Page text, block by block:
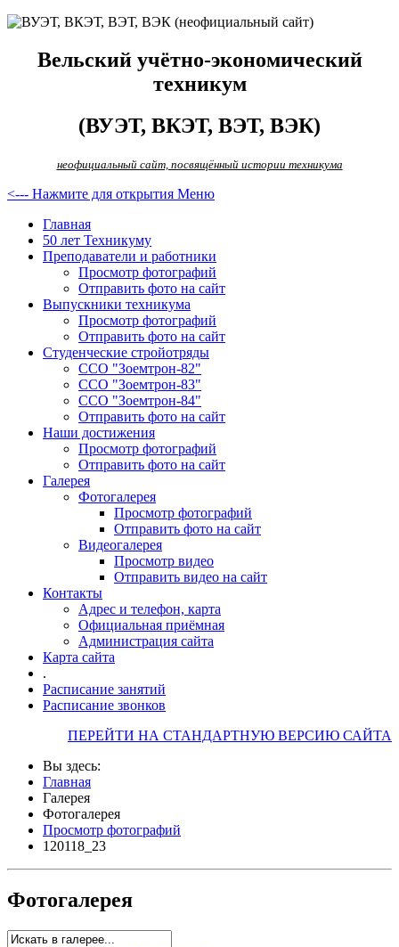
Вельский учётно-экономический
техникум
(ВУЭТ, ВКЭТ, ВЭТ, ВЭК)
неофициальный сайт, посвящённый истории техникума
<--- Нажмите для открытия Меню
Главная
50 лет Техникуму
Преподаватели и работники
Просмотр фотографий
Отправить фото на сайт
Выпускники техникума
Просмотр фотографий
Отправить фото на сайт
Студенческие стройотряды
ССО "Зоемтрон-82"
ССО "Зоемтрон-83"
ССО "Зоемтрон-84"
Отправить фото на сайт
Наши достижения
Просмотр фотографий
Отправить фото на сайт
Галерея
Фотогалерея
Просмотр фотографий
Отправить фото на сайт
Видеогалерея
Просмотр видео
Отправить видео на сайт
Контакты
Адрес и телефон, карта
Официальная приёмная
Администрация сайта
Карта сайта
.
Расписание занятий
Расписание звонков
ПЕРЕЙТИ НА СТАНДАРТНУЮ ВЕРСИЮ САЙТА
Вы здесь:
Главная
Галерея
Фотогалерея
Просмотр фотографий
120118_23
Фотогалерея